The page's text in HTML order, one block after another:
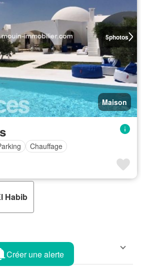
5photos
Maison
Chauffage
Habib
Créer une alerte